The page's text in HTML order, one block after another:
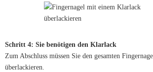
Schritt 4: Sie benötigen den Klarlack
Zum Abschluss müssen Sie den gesamten
überlackieren.